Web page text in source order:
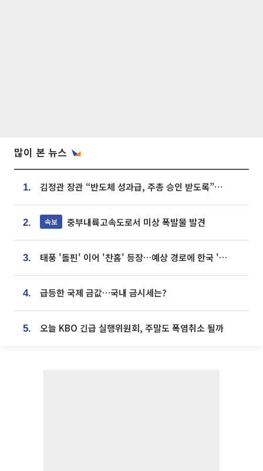
많이 본 뉴스
1. 김정관 장관 “반도체 성과급, 주총 승인 받도록”…상법·자본시장법 개정 시사
2. 속보 중부내륙고속도로서 미상 폭발물 발견
3. 태풍 '돌핀' 이어 '찬홈' 등장…예상 경로에 한국 '한숨'
4. 급등한 국제 금값…국내 금시세는?
5. 오늘 KBO 긴급 실행위원회, 주말도 폭염취소 될까